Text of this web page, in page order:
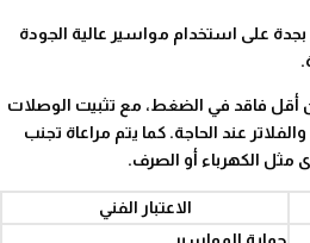
على استخدام مواسير عالية الجودة
أقل فاقد في الضغط، مع تثبيت الوصلات
عند الحاجة. كما يتم مراعاة تجنب
مثل الكهرباء أو الصرف.
الاعتبار الفني